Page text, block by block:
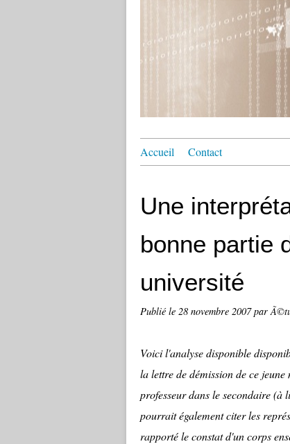
Accueil Contact
Une
bonne partie
université
Publié le 28 novembre 2007par
Voici l'analyse disponible
la lettre de démission de ce
professeur dans le secondaire
pourrait également citer les
rapporté le constat d'un corps